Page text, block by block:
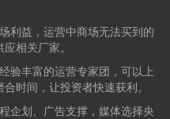
益，运营中商场无法买到的
相关厂家。
丰富的运营专家团，可以上
时间，让投资者快速获利。
划、广告支撑，媒体选择央